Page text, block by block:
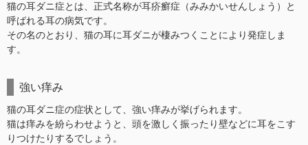
猫の耳ダニ症とは、正式名称が耳疥癬症（みみかいせんしょう）と
呼ばれる耳の病気です。
その名のとおり、猫の耳に耳ダニが棲みつくことにより発症しま
す。
強い痒み
猫の耳ダニ症の症状として、強い痒みが挙げられます。
猫は痒みを紛らわせようと、頭を激しく振ったり壁などに耳をこす
りつけたりするでしょう。